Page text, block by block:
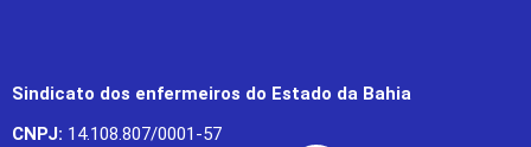
Sindicato dos enfermeiros do Estado da Bahia
CNPJ: 14.108.807/0001-57